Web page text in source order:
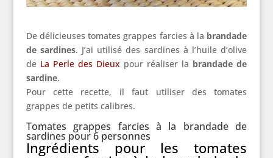
De délicieuses tomates grappes farcies à la brandade
de sardines. J’ai utilisé des sardines à l’huile d’olive
de La Perle des Dieux pour réaliser la brandade de
sardine.
Pour cette recette, il faut utiliser des tomates
grappes de petits calibres.
Tomates grappes farcies à la brandade de
sardines pour 6 personnes
Ingrédients pour les tomates